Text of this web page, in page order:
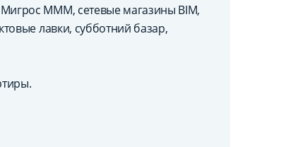
Мигрос МММ, сетевые магазины BIM,
лавки, субботний базар,